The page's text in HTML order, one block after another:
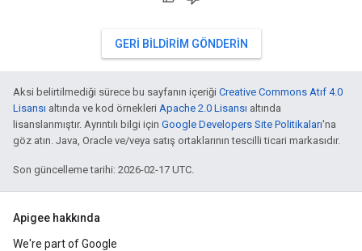
GERI BILDIRIM GÖNDERIN
Aksi belirtilmediği sürece bu sayfanın içeriği Creative Commons Atıf 4.0
Lisansı altında ve kod örnekleri Apache 2.0 Lisansı altında
lisanslanmıştır. Ayrıntılı bilgi için Google Developers Site Politikaları'na
göz atın. Java, Oracle ve/veya satış ortaklarının tescilli ticari markasıdır.
Son güncelleme tarihi: 2026-02-17 UTC.
Apigee hakkında
We're part of Google